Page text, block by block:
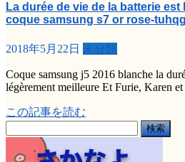
La durée de vie de la batterie
coque samsung s7 or rose-
2018年5月22日 未分類
Coque samsung j5 2016 blanche la
légèrement meilleure Et Furie, Karen
この記事を読む
索: